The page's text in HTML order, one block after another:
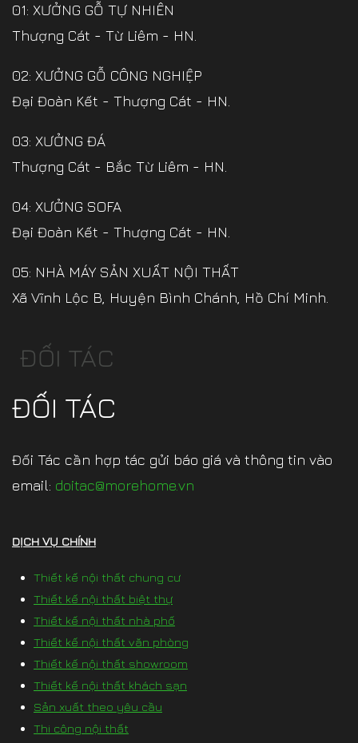
01: XƯỞNG GỖ TỰ NHIÊN
Thượng Cát - Từ Liêm - HN.
02: XƯỞNG GỖ CÔNG NGHIỆP
Đại Đoàn Kết - Thượng Cát - HN.
03: XƯỞNG ĐÁ
Thượng Cát - Bắc Từ Liêm - HN.
04: XƯỞNG SOFA
Đại Đoàn Kết - Thượng Cát - HN.
05: NHÀ MÁY SẢN XUẤT NỘI THẤT
Xã Vĩnh Lộc B, Huyện Bình Chánh, Hồ Chí Minh.
ĐỐI TÁC
ĐỐI TÁC
Đối Tác cần hợp tác gửi báo giá và thông tin vào
email: doitac@morehome.vn
DỊCH VỤ CHÍNH
Thiết kế nội thất chung cư
Thiết kế nội thất biệt thự
Thiết kế nội thất nhà phố
Thiết kế nội thất văn phòng
Thiết kế nội thất showroom
Thiết kế nội thất khách sạn
Sản xuất theo yêu cầu
Thi công nội thất